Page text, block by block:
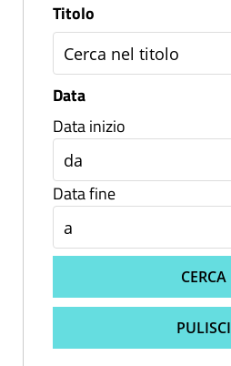
Titolo
Data
Data inizio
Data fine
CERCA
PULISCI